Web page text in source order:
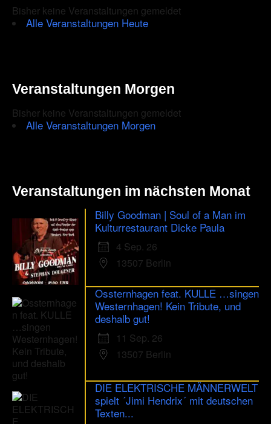
Bisher keine Veranstaltungen gemeldet
Alle Veranstaltungen Heute
Veranstaltungen Morgen
Bisher keine Veranstaltungen gemeldet
Alle Veranstaltungen Morgen
Veranstaltungen im nächsten Monat
Billy Goodman | Soul of a Man im
Kulturrestaurant Dicke Paula
4 Sep. 26
13507 Berlin
Ossternhagen feat. KULLE …singen
Westernhagen! Kein Tribute, und
deshalb gut!
11 Sep. 26
13507 Berlin
DIE ELEKTRISCHE MÄNNERWELT
spielt ´Jimi Hendrix´ mit deutschen
Texten...